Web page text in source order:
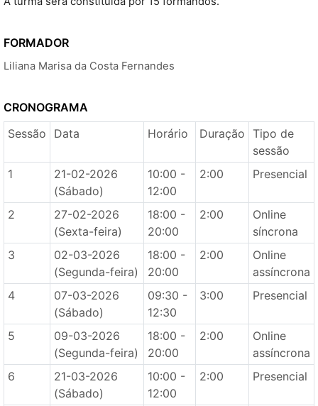
FORMADOR
Liliana Marisa da Costa Fernandes
CRONOGRAMA
Sessão
Data Horário Duração Tipo de
sessão
1
21-02-2026
(Sábado)
10:00 -
12:00
2:00 Presencial
2
27-02-2026
(Sexta-feira)
18:00 -
20:00
2:00
Online
síncrona
3
02-03-2026
(Segunda-feira)
18:00 -
20:00
2:00
Online
assíncrona
4
07-03-2026
(Sábado)
09:30 -
12:30
3:00 Presencial
5
09-03-2026
(Segunda-feira)
18:00 -
20:00
2:00
Online
assíncrona
6
21-03-2026
(Sábado)
10:00 -
12:00
2:00 Presencial